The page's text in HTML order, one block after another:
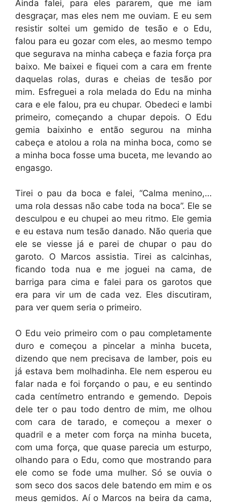
Ainda falei, para eles pararem, que me iam
desgraçar, mas eles nem me ouviam. E eu sem
resistir soltei um gemido de tesão e o Edu,
falou para eu gozar com eles, ao mesmo tempo
que segurava na minha cabeça e fazia força pra
baixo. Me baixei e fiquei com a cara em frente
daquelas rolas, duras e cheias de tesão por
mim. Esfreguei a rola melada do Edu na minha
cara e ele falou, pra eu chupar. Obedeci e lambi
primeiro, começando a chupar depois. O Edu
gemia baixinho e então segurou na minha
cabeça e atolou a rola na minha boca, como se
a minha boca fosse uma buceta, me levando ao
engasgo.
Tirei o pau da boca e falei, “Calma menino,…
uma rola dessas não cabe toda na boca”. Ele se
desculpou e eu chupei ao meu ritmo. Ele gemia
e eu estava num tesão danado. Não queria que
ele se viesse já e parei de chupar o pau do
garoto. O Marcos assistia. Tirei as calcinhas,
ficando toda nua e me joguei na cama, de
barriga para cima e falei para os garotos que
era para vir um de cada vez. Eles discutiram,
para ver quem seria o primeiro.
O Edu veio primeiro com o pau completamente
duro e começou a pincelar a minha buceta,
dizendo que nem precisava de lamber, pois eu
já estava bem molhadinha. Ele nem esperou eu
falar nada e foi forçando o pau, e eu sentindo
cada centímetro entrando e gemendo. Depois
dele ter o pau todo dentro de mim, me olhou
com cara de tarado, e começou a mexer o
quadril e a meter com força na minha buceta,
com uma força, que quase parecia um esturpo,
olhando para o Edu, como que mostrando para
ele como se fode uma mulher. Só se ouvia o
som seco dos sacos dele batendo em mim e os
meus gemidos. Aí o Marcos na beira da cama,